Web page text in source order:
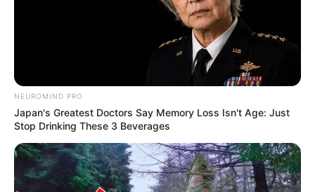
До $20 тисяч за «списання»:
на Закарпатті розслідують
військовозобов’язаними —
підозри отримали
екскерівники Мукачівського
ТЦК
Залишити відповідь
Щоб відправити коментар вам необхідно
NEUROMIND PRO
Japan's Greatest Doctors Say Memory Loss Isn't Age: Just
Stop Drinking These 3 Beverages